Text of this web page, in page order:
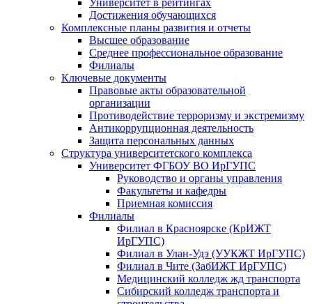
Университет в рейтингах
Достижения обучающихся
Комплексные планы развития и отчеты
Высшее образование
Среднее профессиональное образование
Филиалы
Ключевые документы
Правовые акты образовательной
организации
Противодействие терроризму и экстремизму
Антикоррупционная деятельность
Защита персональных данных
Структура университетского комплекса
Университет ФГБОУ ВО ИрГУПС
Руководство и органы управления
Факультеты и кафедры
Приемная комиссия
Филиалы
Филиал в Красноярске (КрИЖТ
ИрГУПС)
Филиал в Улан-Удэ (УУКЖТ ИрГУПС)
Филиал в Чите (ЗабИЖТ ИрГУПС)
Медицинский колледж жд транспорта
Сибирский колледж транспорта и